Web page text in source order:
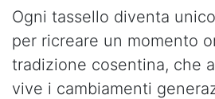
Ogni tassello diventa
per ricreare un momento
tradizione cosentina, che
vive i cambiamenti